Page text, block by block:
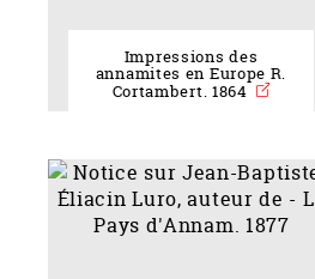
Impressions des
annamites en Europe R.
Cortambert. 1864